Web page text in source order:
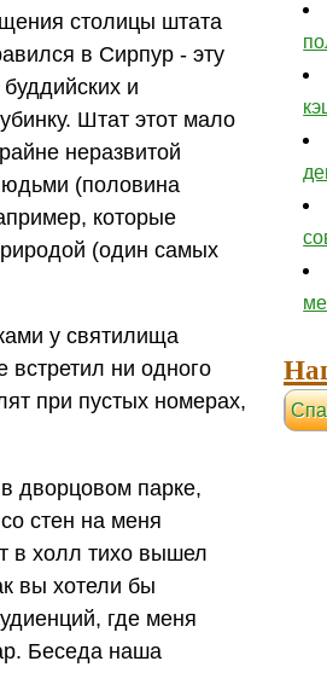
столицы штата
в Сирпур - эту
и
Штат этот мало
неразвитой
(половина
которые
(один самых
у святилища
встретил ни одного
при пустых номерах,
дворцовом парке,
стен на меня
в холл тихо вышел
вы хотели бы
где меня
Беседа наша